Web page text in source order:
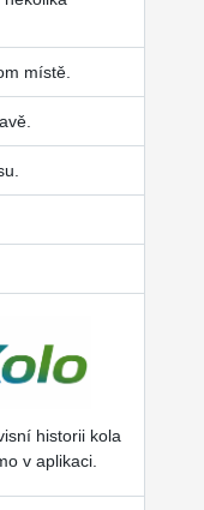
místě.
historii kola
v aplikaci.